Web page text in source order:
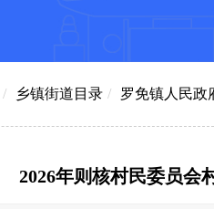
/ 乡镇街道目录 / 罗免镇人民政
2026年则核村民委员会